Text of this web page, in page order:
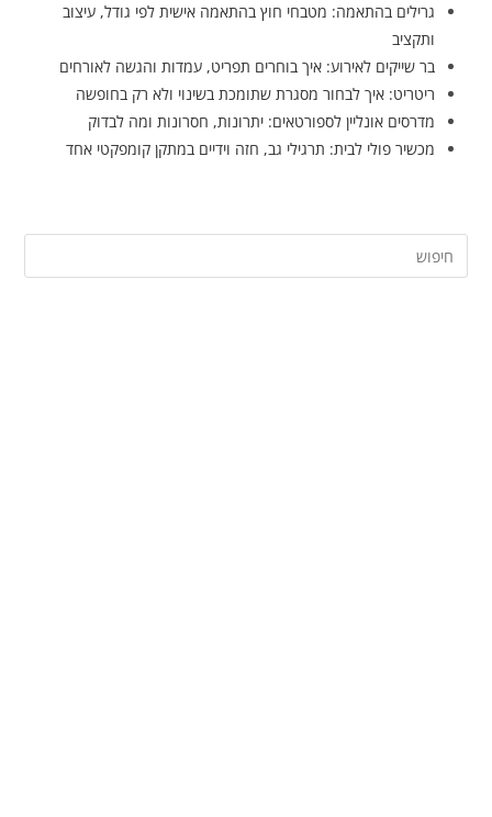
גרילים בהתאמה: מטבחי חוץ בהתאמה אישית לפי גודל, עיצוב
ותקציב
בר שייקים לאירוע: איך בוחרים תפריט, עמדות והגשה לאורחים
ריטריט: איך לבחור מסגרת שתומכת בשינוי ולא רק בחופשה
מדרסים אונליין לספורטאים: יתרונות, חסרונות ומה לבדוק
מכשיר פולי לבית: תרגילי גב, חזה וידיים במתקן קומפקטי אחד